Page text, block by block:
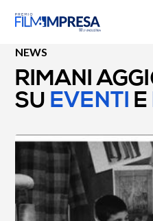
NEWS
RIMANI
SU EVENTI E